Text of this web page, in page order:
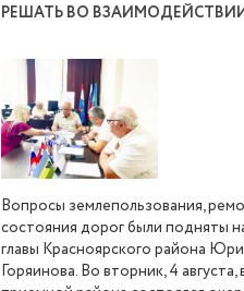
РЕШАТЬ ВО
Вопросы землепользования,
состояния дорог были подняты
главы Красноярского района
Горяинова. Во вторник, 4 августа,